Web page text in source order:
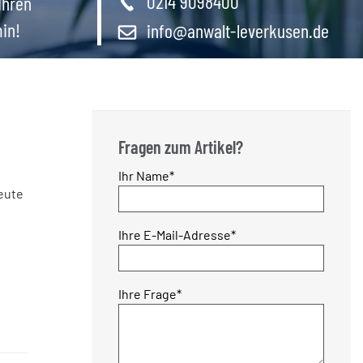
info@anwalt-leverkusen.de
Fragen zum Artikel?
Pflichtfeld
Ihr Name*
Pflichtfeld
Ihre E-Mail-Adresse*
Pflichtfeld
Ihre Frage*